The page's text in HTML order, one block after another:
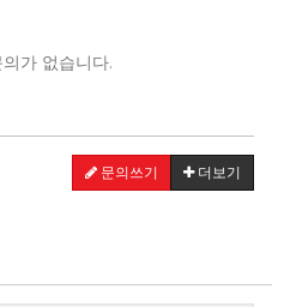
가 없습니다.
문의쓰기 더보기